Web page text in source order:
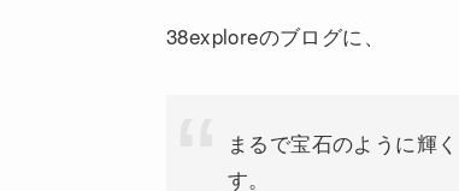
38exploreのブログに、
まるで宝石のように輝
す。